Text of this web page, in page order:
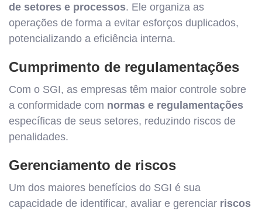
de setores e processos. Ele organiza as
operações de forma a evitar esforços duplicados,
potencializando a eficiência interna.
Cumprimento de regulamentações
Com o SGI, as empresas têm maior controle sobre
a conformidade com normas e regulamentações
específicas de seus setores, reduzindo riscos de
penalidades.
Gerenciamento de riscos
Um dos maiores benefícios do SGI é sua
capacidade de identificar, avaliar e gerenciar riscos